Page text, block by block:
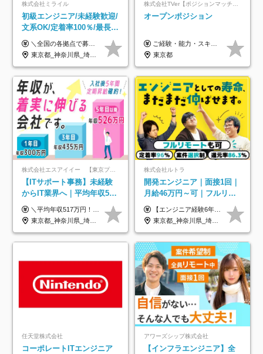
株式会社ミライル
初級エンジニア/未経験歓迎/
文系OK/定着率100％/最長1
年の自社ITスクール研修あ
り/年休130日
＼全国の各拠点で募集中！／ 給与は以下の通り、勤務地により異なります。 札幌：月給23万円～27万円 仙台：月給22万円～26万円 新潟：月給22万円～26万円 東京：月給26万円～30万円 大阪：月給24万円～29万円 福岡：月給23.5万円～27万円 沖縄：月給21万円～26万円 ◎給与は知識や経験を考慮して決定します。 ◎残業は別途全額支給します。 ◎試用期間12カ月あり（給与は以下の通りです。その他条件に変更はありません） （試用期間の給与） 札幌：月給18.6万円～ 仙台：月給19万円～ 新潟：月給18万円～ 東京：月給22万円～ 大阪：月給20.8万円～ 福岡：月給19万円～ 沖縄：月給18万円～
東京都_神奈川県_埼玉県_千葉県_大阪府_愛知県_北海道_青森県_岩手県_宮城県_秋田県_山形県_福島県_茨城県_栃木県_群馬県_新潟県_山梨県_長野県_富山県_石川県_福井県_静岡県_岐阜県_三重県_兵庫県_京都府_滋賀県_奈良県_和歌山県_広島県_岡山県_鳥取県_島根県_山口県_徳島県_香川県_愛媛県_高知県_福岡県_熊本県_佐賀県_長崎県_大分県_宮崎県_鹿児島県_沖縄県
株式会社TVer【ポジションマッチ登録】
オープンポジション
ご経験・能力・スキル等により、当社基準にて優遇・相談のうえ決定いたします。
東京都
株式会社エスアイイー 【東京プロマーケット上場】
【ITサポート事務】未経験
からIT業界へ｜平均年収517
万円｜ホワイト企業認定｜
年休134日｜リモートOK
＼平均年収517万円！入社5年目まで毎年必ず昇給／ ■賞与年3回 ■年収800万円以上も可 ■入社3年以上の平均年収469.2万円 月給23万2000円以上＋賞与年3回＋各種手当 ☆入社5年目まで最大1万5000円の定期昇給を確約 ┃各種手当充実 ・規定の資格を取得すれば、2000円～5万円を毎月支給（2万4000円～60万円／年） ・研修中に取得した取得率95％の資格でも研修後の給料UP ※月給は年齢・経験・能力を考慮して、優遇いたします ※上記月給金額は固定残業代（20時間/3万1300円円以上）を含み、超過分は別途支給いたします ※試用期間（6ヶ月）は月給に変動はありますが、その他待遇に差異はありません ├入社後1ヶ月～3ヶ月間は、月給20万1900円となります └上記金額は固定残業代（10時間／1万6000円）を含み、超過分は別途支給いたします
東京都_神奈川県_埼玉県_千葉県_大阪府_愛知県_北海道_青森県_岩手県_宮城県_秋田県_山形県_福島県_茨城県_栃木県_群馬県_新潟県_山梨県_長野県_富山県_石川県_福井県_静岡県_岐阜県_三重県_兵庫県_京都府_滋賀県_奈良県_和歌山県_広島県_岡山県_鳥取県_島根県_山口県_徳島県_香川県_愛媛県_高知県_福岡県_熊本県_佐賀県_長崎県_大分県_宮崎県_鹿児島県_沖縄県
株式会社ルトラ
開発エンジニア｜面接1回｜
月給46万円～可｜フルリモ
ートも可｜案件選択制｜定
着率96％以上｜副業OK｜住
宅手当
【エンジニア経験6年以上の方】 月給46万円～100万円（固定残業代含む） ※上記月給には月30時間分の固定残業代（月8万7,400円～月19万円）を含む。超過分は全額支給。 【エンジニア経験4年以上の方】 月給42万円～100万円（固定残業代含む） ※上記月給には月30時間分の固定残業代（月7万9,800円～月19万円）を含む。超過分は全額支給。 【エンジニア経験4年未満の方】 月給38万円～100万円（固定残業代含む） ※上記月給には月30時間分の固定残業代（月7万2,200円～月19万円）を含む。超過分は全額支給。 ※経験、スキル、前職給与などを踏まえて決定。 ◆ルトラの給与制度のポイント！◆ ・社員の95%が入社時に年収UP！最高で300万円UPの実績も ・平均還元率86.3%（交通費・住宅手当・会社負担分の社保も含む） ・人柄やポテンシャルを評価し、スキル以上の希望年収を提示することも ・退職金制度やリファラル手当（平均50万円）あり
東京都_神奈川県_埼玉県_千葉県_大阪府_愛知県_北海道_青森県_岩手県_宮城県_秋田県_山形県_福島県_茨城県_栃木県_群馬県_新潟県_山梨県_長野県_富山県_石川県_福井県_静岡県_岐阜県_三重県_兵庫県_京都府_滋賀県_奈良県_和歌山県_広島県_岡山県_鳥取県_島根県_山口県_徳島県_香川県_愛媛県_高知県_福岡県_熊本県_佐賀県_長崎県_大分県_宮崎県_鹿児島県_沖縄県
任天堂株式会社
コーポレートITエンジニア
アワーズシップ株式会社
【インフラエンジニア】全